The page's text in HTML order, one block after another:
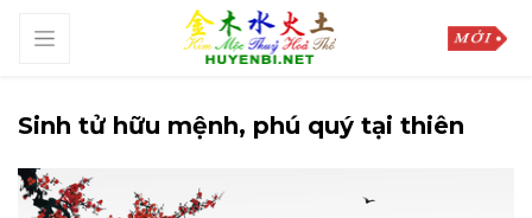
Sinh tử hữu mệnh, phú quý tại thiên